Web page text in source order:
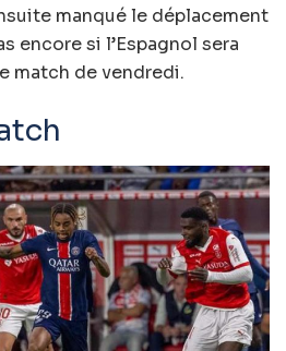
manqué le déplacement
encore si l’Espagnol sera
match de vendredi.